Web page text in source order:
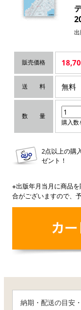
販売価格
送 料 無料
数 量
購入数
2点以上の購
ゼント！
※出版年月当月に商品
合がございますので、
納期・配送の目安